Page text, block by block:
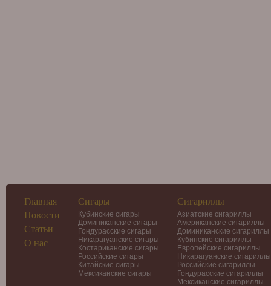
Главная
Новости
Статьи
О нас
Сигары
Кубинские сигары
Доминиканские сигары
Гондурасские сигары
Никарагуанские сигары
Костариканские сигары
Российские сигары
Китайские сигары
Мексиканские сигары
Сигариллы
Азиатские сигариллы
Американские сигариллы
Доминиканские сигариллы
Кубинские сигариллы
Европейские сигариллы
Никарагуанские сигариллы
Российские сигариллы
Гондурасские сигариллы
Мексиканские сигариллы